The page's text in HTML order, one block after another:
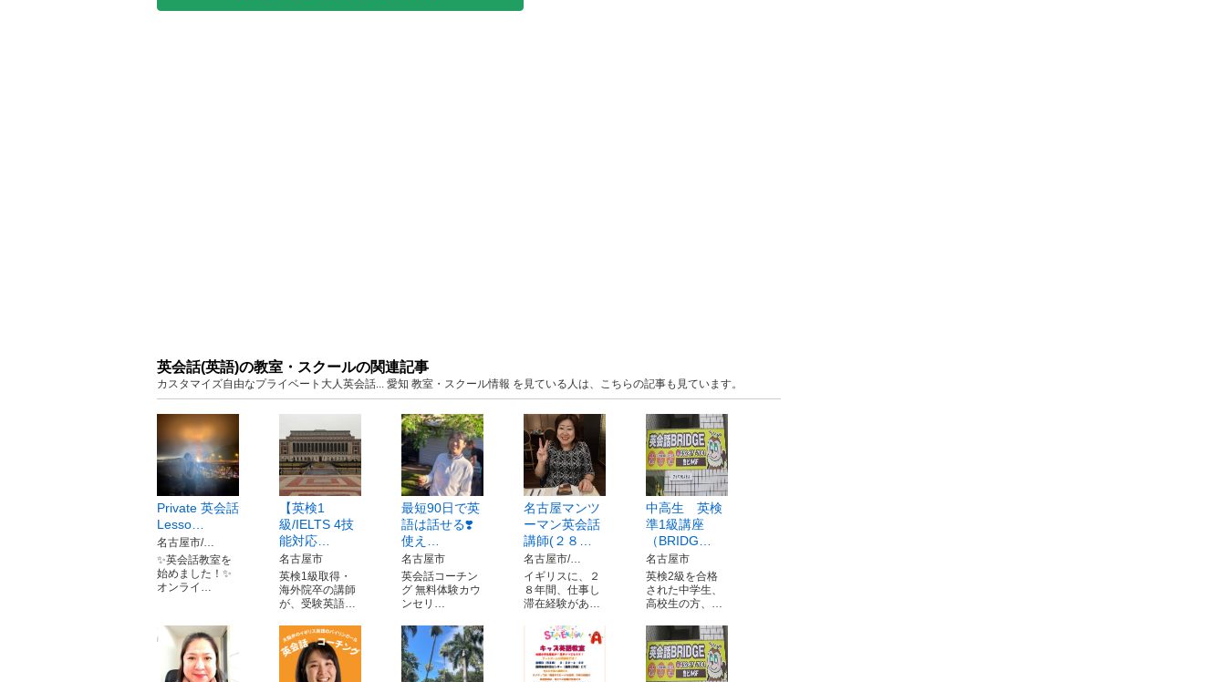
英会話(英語)の教室・スクールの関連記事
カスタマイズ自由なプライベート大人英会話... 愛知 教室・スクール情報 を見ている人は、こちらの記事も見ています。
Private 英会話
Lesso…
名古屋市/…
✨英会話教室を
始めました！✨
オンライ…
【英検1
級/IELTS 4技
能対応…
名古屋市
英検1級取得・
海外院卒の講師
が、受験英語…
最短90日で英
語は話せる❣️
使え…
名古屋市
英会話コーチン
グ 無料体験カウ
ンセリ…
名古屋マンツ
ーマン英会話
講師(２８…
名古屋市/…
イギリスに、２
８年間、仕事し
滞在経験があ…
中高生 英検
準1級講座
（BRIDG…
名古屋市
英検2級を合格
された中学生、
高校生の方、…